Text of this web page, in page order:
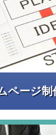
ページ制